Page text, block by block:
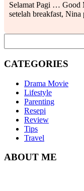
Selamat Pagi … Good
setelah breakfast,
CATEGORIES
Drama Movie
Lifestyle
Parenting
Resepi
Review
Tips
Travel
ABOUT ME